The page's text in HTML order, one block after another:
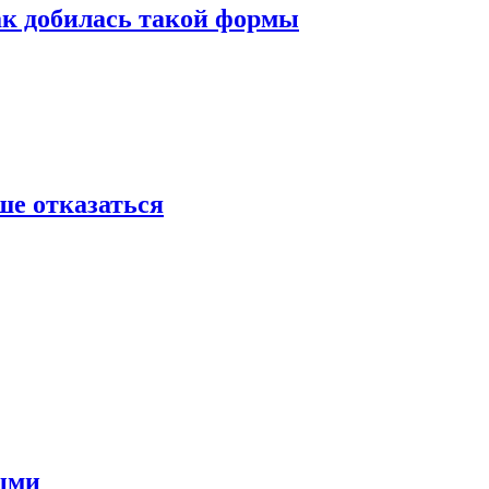
добилась такой формы
отказаться